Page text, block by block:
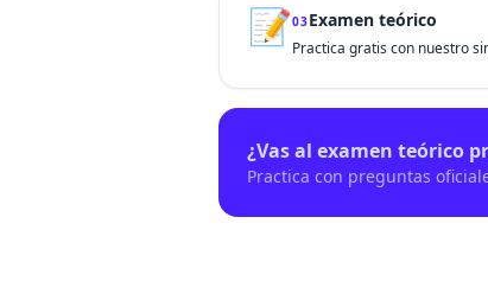
📝03Examen teórico
Practica gratis con nuestro
¿Vas al examen teórico
Practica con preguntas